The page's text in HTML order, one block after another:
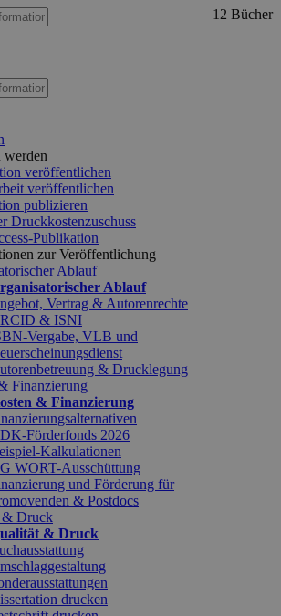
veröffentlichen
veröffentlichen
publizieren
Druckkostenzuschuss
Publikation
zur Veröffentlichung
Ablauf
Ablauf
Vertrag & Autorenrechte
& ISNI
Vergabe, VLB und
& Drucklegung
Finanzierung
& Finanzierung
Förderfonds 2026
Kalkulationen
WORT-Ausschüttung
und Förderung für
& Postdocs
& Druck
& Druck
drucken
12 Bücher